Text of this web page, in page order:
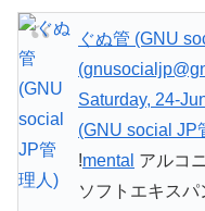
ぐぬ管 (GNU
Saturday, 24-
(GNU social JP
!mental アルコ
ソフトエキス